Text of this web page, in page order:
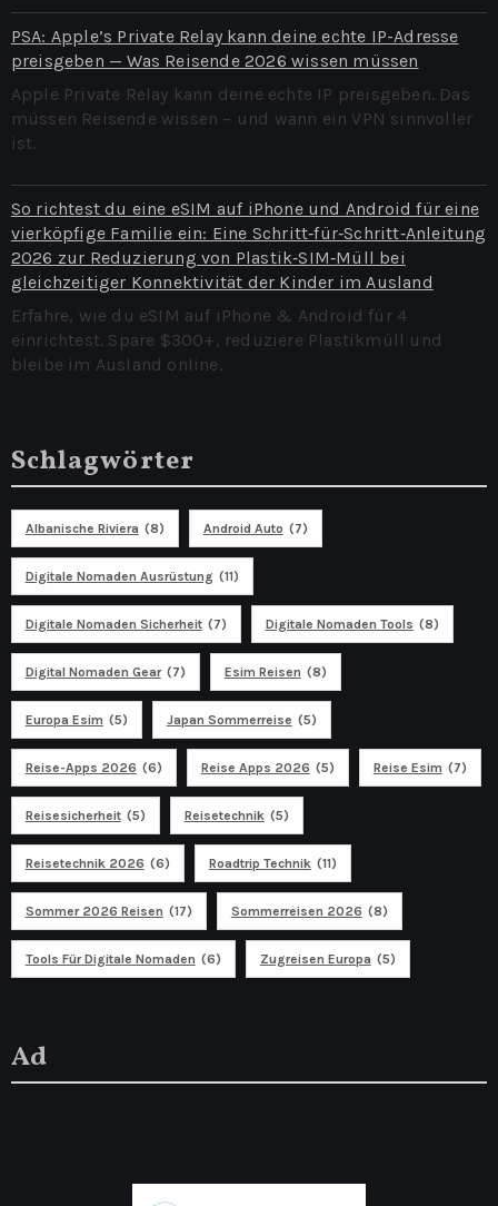
PSA: Apple’s Private Relay kann deine echte IP-Adresse
preisgeben — Was Reisende 2026 wissen müssen
Apple Private Relay kann deine echte IP preisgeben. Das
müssen Reisende wissen – und wann ein VPN sinnvoller
ist.
So richtest du eine eSIM auf iPhone und Android für eine
vierköpfige Familie ein: Eine Schritt‑für‑Schritt‑Anleitung
2026 zur Reduzierung von Plastik‑SIM‑Müll bei
gleichzeitiger Konnektivität der Kinder im Ausland
Erfahre, wie du eSIM auf iPhone & Android für 4
einrichtest. Spare $300+, reduziere Plastikmüll und
bleibe im Ausland online.
Schlagwörter
Albanische Riviera (8) Android Auto (7)
Digitale Nomaden Ausrüstung (11)
Digitale Nomaden Sicherheit (7) Digitale Nomaden Tools (8)
Digital Nomaden Gear (7) Esim Reisen (8)
Europa Esim (5) Japan Sommerreise (5)
Reise-Apps 2026 (6) Reise Apps 2026 (5) Reise Esim (7)
Reisesicherheit (5) Reisetechnik (5)
Reisetechnik 2026 (6) Roadtrip Technik (11)
Sommer 2026 Reisen (17) Sommerreisen 2026 (8)
Tools Für Digitale Nomaden (6) Zugreisen Europa (5)
Ad